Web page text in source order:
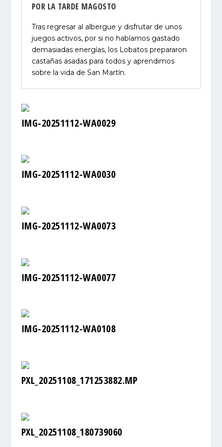
POR LA TARDE MAGOSTO
Tras regresar al albergue y disfrutar de unos
juegos activos, por si no habíamos gastado
demasiadas energías, los Lobatos prepararon
castañas asadas para todos y aprendimos
sobre la vida de San Martín.
IMG-20251112-WA0029
IMG-20251112-WA0030
IMG-20251112-WA0073
IMG-20251112-WA0077
IMG-20251112-WA0108
PXL_20251108_171253882.MP
PXL_20251108_180739060